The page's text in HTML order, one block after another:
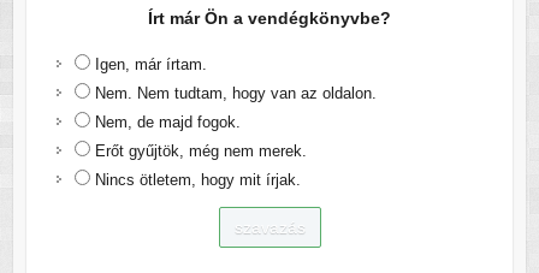
Írt már Ön a vendégkönyvbe?
Igen, már írtam.
Nem. Nem tudtam, hogy van az oldalon.
Nem, de majd fogok.
Erőt gyűjtök, még nem merek.
Nincs ötletem, hogy mit írjak.